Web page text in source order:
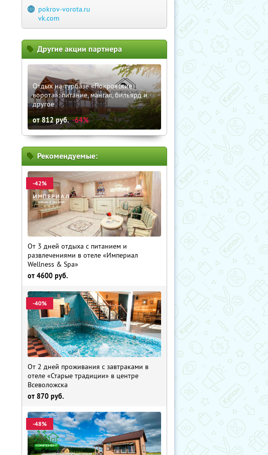
pokrov-vorota.ru
vk.com
Другие акции партнера
Отдых на турбазе «Покровские
ворота»: питание, мангал, бильярд и
другое
от812руб. -64%
Рекомендуемые:
-42%
От 3 дней отдыха с питанием и
развлечениями в отеле «Империал
Wellness & Spa»
от 4600 руб.
-40%
От 2 дней проживания с завтраками в
отеле «Старые традиции» в центре
Всеволожска
от 870 руб.
-48%